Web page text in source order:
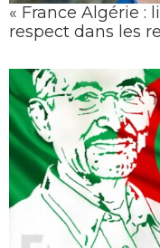
« France Algérie :
respect dans les